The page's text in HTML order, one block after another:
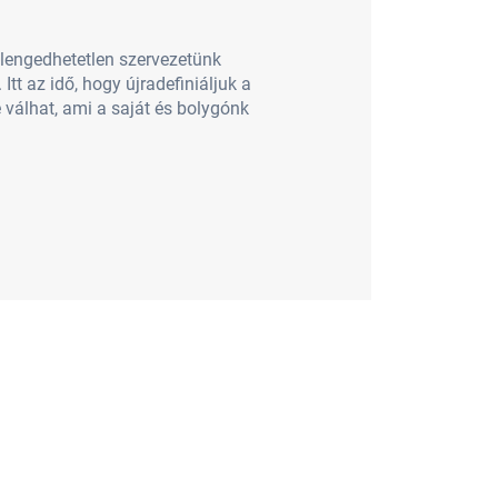
szervezetünk
az idő, hogy újradefiniáljuk a
ami a saját és bolygónk